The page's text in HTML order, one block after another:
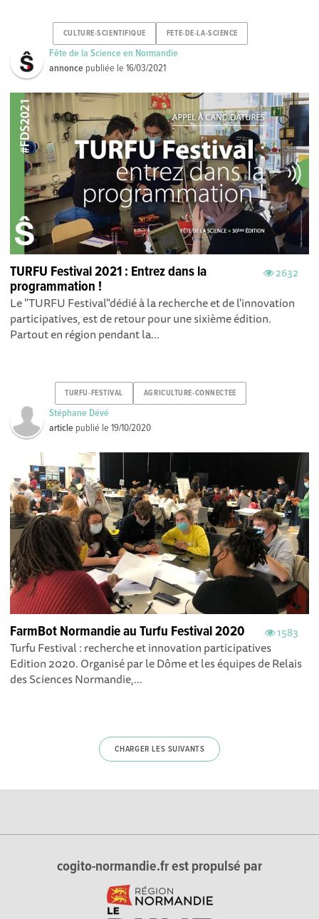
CULTURE-SCIENTIFIQUE FETE-DE-LA-SCIENCE
Fête de la Science en Normandie
annonce publiée le16/03/2021
2632
TURFU Festival 2021 : Entrez dans la
programmation !
Le "TURFU Festival"dédié à la recherche et de l'innovation
participatives, est de retour pour une sixième édition.
Partout en région pendant la...
TURFU-FESTIVAL AGRICULTURE-CONNECTEE
Stéphane Dévé
article publié le19/10/2020
1583
FarmBot Normandie au Turfu Festival 2020
Turfu Festival : recherche et innovation participatives
Edition 2020. Organisé par le Dôme et les équipes de Relais
des Sciences Normandie,...
CHARGER LES SUIVANTS
cogito-normandie.fr est propulsé par